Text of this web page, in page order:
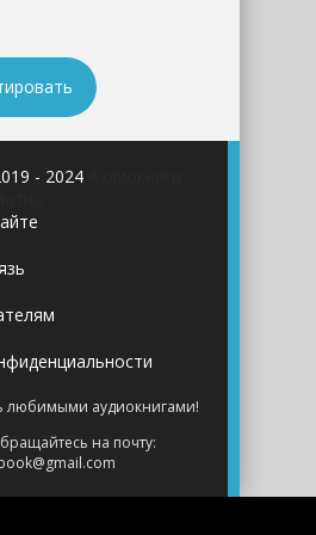
- 2024
любимыми аудиокнигами!
на почту: